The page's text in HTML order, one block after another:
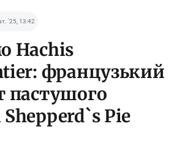
'25, 13:42
Hachis
французький
пастушого
Pie